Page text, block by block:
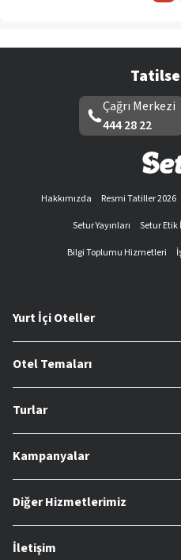
Çağrı Merkezi
444 28 22
Hakkımızda Resmi Tatiller 2026
Setur Yayınları
Setur Etik
Bilgi Toplumu Hizmetleri
Yurt İçi Oteller
Otel Temaları
Turlar
Kampanyalar
Diğer Hizmetlerimiz
İletişim